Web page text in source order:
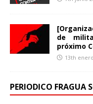
de
próximo
13th
PERIODICO FRAGUA